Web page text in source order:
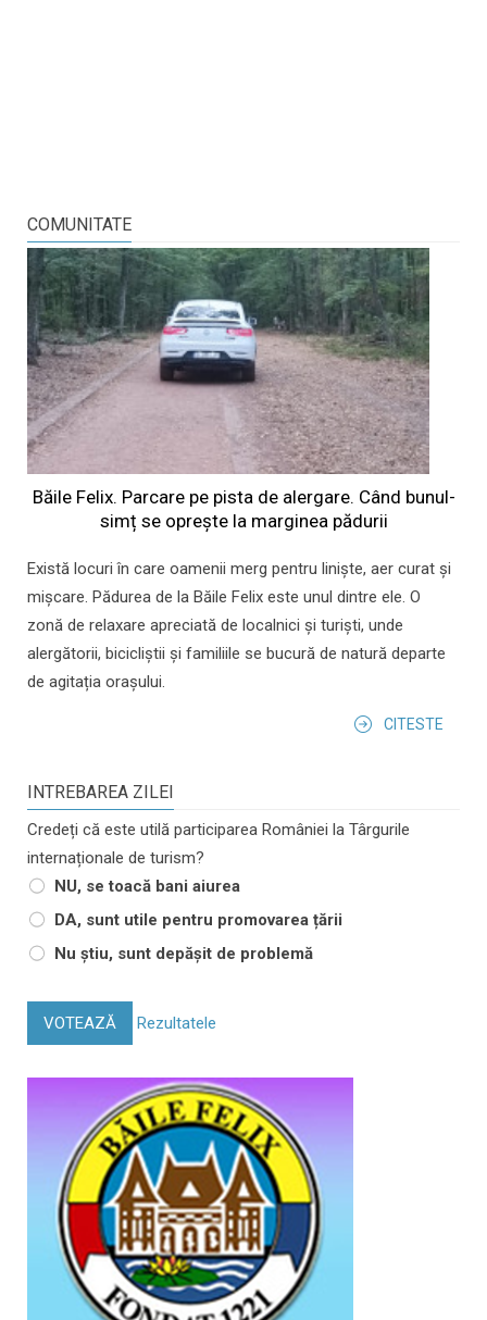
COMUNITATE
Băile Felix. Parcare pe pista de alergare. Când bunul-
simț se oprește la marginea pădurii
Există locuri în care oamenii merg pentru liniște, aer curat și
mișcare. Pădurea de la Băile Felix este unul dintre ele. O
zonă de relaxare apreciată de localnici și turiști, unde
alergătorii, bicicliștii și familiile se bucură de natură departe
de agitația orașului.
CITESTE
INTREBAREA ZILEI
Credeți că este utilă participarea României la Târgurile
internaționale de turism?
NU, se toacă bani aiurea
DA, sunt utile pentru promovarea țării
Nu știu, sunt depășit de problemă
VOTEAZĂ Rezultatele